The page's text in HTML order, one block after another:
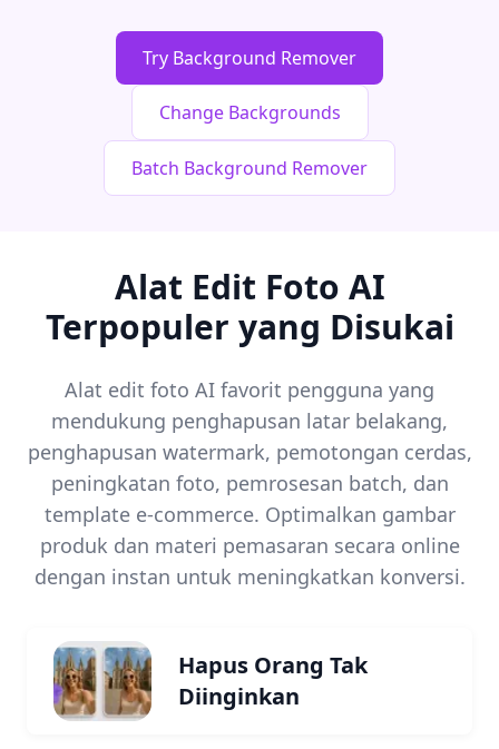
Try Background Remover
Change Backgrounds
Batch Background Remover
Alat Edit Foto AI
Terpopuler yang Disukai
Alat edit foto AI favorit pengguna yang
mendukung penghapusan latar belakang,
penghapusan watermark, pemotongan cerdas,
peningkatan foto, pemrosesan batch, dan
template e-commerce. Optimalkan gambar
produk dan materi pemasaran secara online
dengan instan untuk meningkatkan konversi.
Hapus Orang Tak
Diinginkan